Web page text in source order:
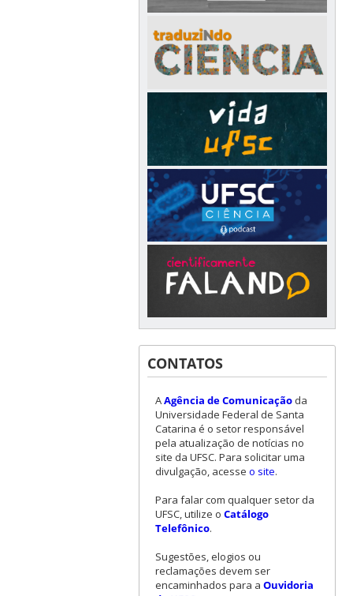
CONTATOS
AAgência de Comunicaçãoda
Universidade Federal de Santa
Catarina é o setor responsável
pela atualização de notícias no
site da UFSC. Para solicitar uma
divulgação, acesse o site.
Para falar com qualquer setor da
UFSC, utilize o Catálogo
Telefônico.
Sugestões, elogios ou
reclamações devem ser
encaminhados para a Ouvidoria